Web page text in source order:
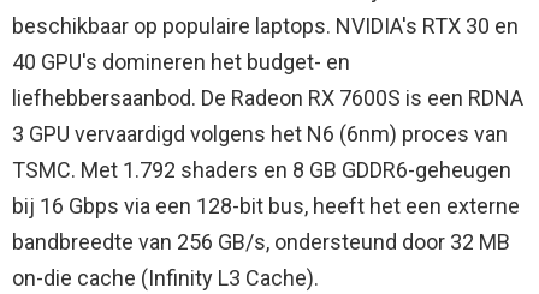
beschikbaar op populaire laptops. NVIDIA's RTX 30 en
40 GPU's domineren het budget- en
liefhebbersaanbod. De Radeon RX 7600S is een RDNA
3 GPU vervaardigd volgens het N6 (6nm) proces van
TSMC. Met 1.792 shaders en 8 GB GDDR6-geheugen
bij 16 Gbps via een 128-bit bus, heeft het een externe
bandbreedte van 256 GB/s, ondersteund door 32 MB
on-die cache (Infinity L3 Cache).